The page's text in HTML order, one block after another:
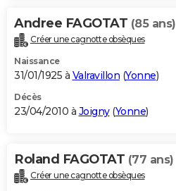
Andree FAGOTAT (85 ans)
Créer une cagnotte obsèques
Naissance
31/01/1925 à Valravillon (Yonne)
Décès
23/04/2010 à Joigny(Yonne)
Roland FAGOTAT (77 ans)
Créer une cagnotte obsèques